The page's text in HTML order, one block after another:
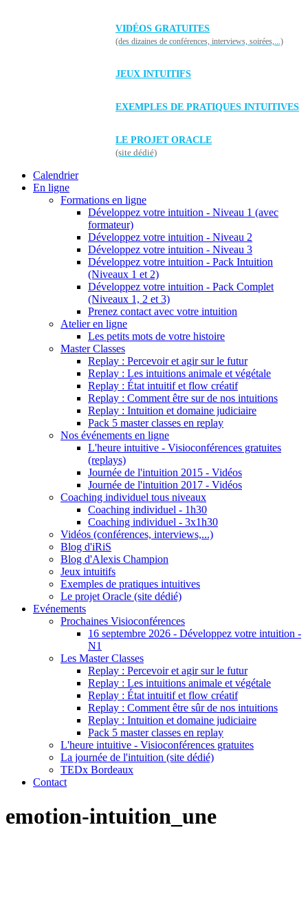
VIDÉOS GRATUITES
(des dizaines de conférences, interviews, soirées,...)
JEUX INTUITIFS
EXEMPLES DE PRATIQUES INTUITIVES
LE PROJET ORACLE
(site dédié)
Calendrier
En ligne
Formations en ligne
Développez votre intuition - Niveau 1 (avec
formateur)
Développez votre intuition - Niveau 2
Développez votre intuition - Niveau 3
Développez votre intuition - Pack Intuition
(Niveaux 1 et 2)
Développez votre intuition - Pack Complet
(Niveaux 1, 2 et 3)
Prenez contact avec votre intuition
Atelier en ligne
Les petits mots de votre histoire
Master Classes
Replay : Percevoir et agir sur le futur
Replay : Les intuitions animale et végétale
Replay : État intuitif et flow créatif
Replay : Comment être sur de nos intuitions
Replay : Intuition et domaine judiciaire
Pack 5 master classes en replay
Nos événements en ligne
L'heure intuitive - Visioconférences gratuites
(replays)
Journée de l'intuition 2015 - Vidéos
Journée de l'intuition 2017 - Vidéos
Coaching individuel tous niveaux
Coaching individuel - 1h30
Coaching individuel - 3x1h30
Vidéos (conférences, interviews,...)
Blog d'iRiS
Blog d'Alexis Champion
Jeux intuitifs
Exemples de pratiques intuitives
Le projet Oracle (site dédié)
Evénements
Prochaines Visioconférences
16 septembre 2026 - Développez votre intuition -
N1
Les Master Classes
Replay : Percevoir et agir sur le futur
Replay : Les intuitions animale et végétale
Replay : État intuitif et flow créatif
Replay : Comment être sûr de nos intuitions
Replay : Intuition et domaine judiciaire
Pack 5 master classes en replay
L'heure intuitive - Visioconférences gratuites
La journée de l'intuition (site dédié)
TEDx Bordeaux
Contact
emotion-intuition_une